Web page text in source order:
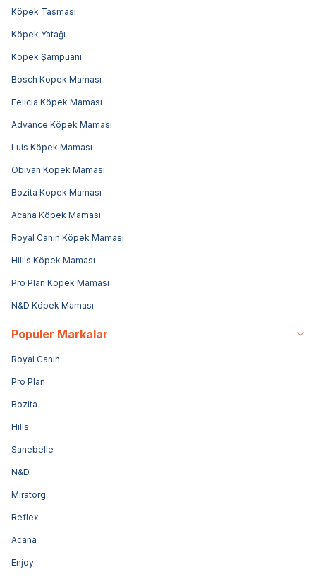
Köpek Tasması
Köpek Yatağı
Köpek Şampuanı
Bosch Köpek Maması
Felicia Köpek Maması
Advance Köpek Maması
Luis Köpek Maması
Obivan Köpek Maması
Bozita Köpek Maması
Acana Köpek Maması
Royal Canin Köpek Maması
Hill's Köpek Maması
Pro Plan Köpek Maması
N&D Köpek Maması
Popüler Markalar
Royal Canin
Pro Plan
Bozita
Hills
Sanebelle
N&D
Miratorg
Reflex
Acana
Enjoy